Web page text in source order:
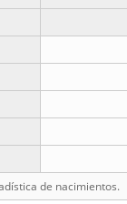
de nacimientos.